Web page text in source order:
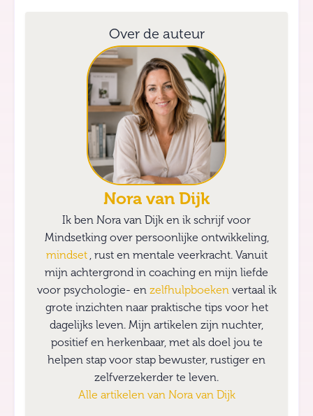
Over de auteur
Nora van Dijk
Ik ben Nora van Dijk en ik schrijf voor
Mindsetking over persoonlijke ontwikkeling,
mindset , rust en mentale veerkracht. Vanuit
mijn achtergrond in coaching en mijn liefde
voor psychologie- en zelfhulpboeken vertaal ik
grote inzichten naar praktische tips voor het
dagelijks leven. Mijn artikelen zijn nuchter,
positief en herkenbaar, met als doel jou te
helpen stap voor stap bewuster, rustiger en
zelfverzekerder te leven.
Alle artikelen van Nora van Dijk